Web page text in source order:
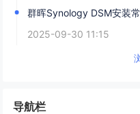
群晖Synology DSM安装
2025-09-30 11:15
导航栏